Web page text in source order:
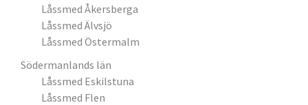
Låssmed Åkersberga
Låssmed Älvsjö
Låssmed Östermalm
Södermanlands län
Låssmed Eskilstuna
Låssmed Flen